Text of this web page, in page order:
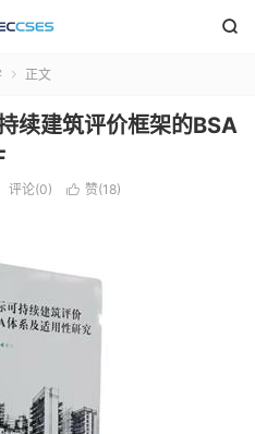

 正文
续建筑评价框架的BSA
评论(0)  赞(18)